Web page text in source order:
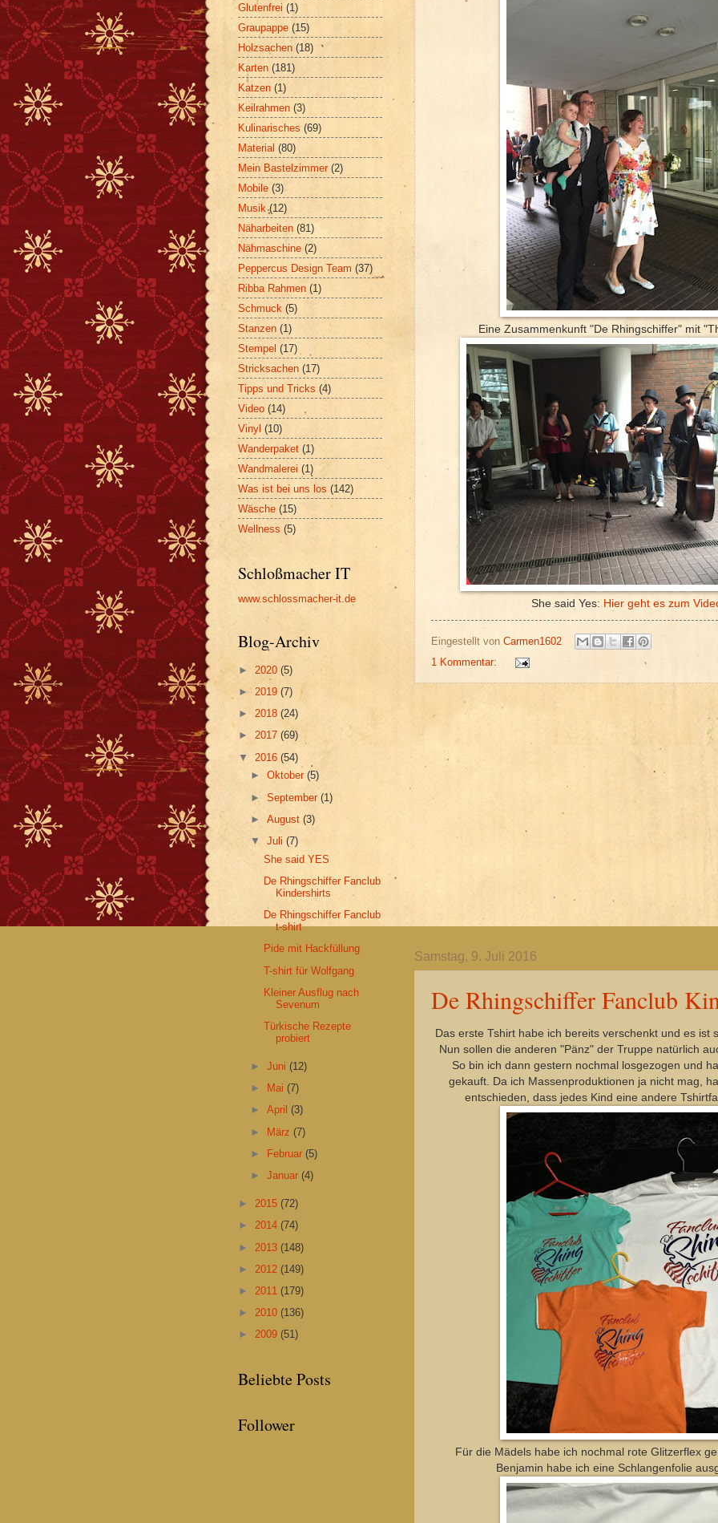
Eine Zusammenkunft "De Rhingschiffer" mit
She said Yes: Hier geht es zum
Eingestellt von Carmen1602
1 Kommentar:
Samstag, 9. Juli 2016
De Rhingschiffer Fanclub
Das erste Tshirt habe ich bereits verschenkt und es ist
Nun sollen die anderen "Pänz" der Truppe natürlich
So bin ich dann gestern nochmal losgezogen und
gekauft. Da ich Massenproduktionen ja nicht mag,
entschieden, dass jedes Kind eine andere
Für die Mädels habe ich nochmal rote Glitzerflex
Benjamin habe ich eine Schlangenfolie
Glutenfrei (1)
Graupappe (15)
Holzsachen (18)
Karten (181)
Katzen (1)
Keilrahmen (3)
Kulinarisches (69)
Material (80)
Mein Bastelzimmer (2)
Mobile (3)
Musik (12)
Näharbeiten (81)
Nähmaschine (2)
Peppercus Design Team (37)
Ribba Rahmen (1)
Schmuck (5)
Stanzen (1)
Stempel (17)
Stricksachen (17)
Tipps und Tricks (4)
Video (14)
Vinyl (10)
Wanderpaket (1)
Wandmalerei (1)
Was ist bei uns los (142)
Wäsche (15)
Wellness (5)
Schloßmacher IT
www.schlossmacher-it.de
Blog-Archiv
► 2020 (5)
► 2019 (7)
► 2018 (24)
► 2017 (69)
▼ 2016 (54)
►Oktober(5)
►September(1)
►August(3)
▼Juli(7)
She said YES
De Rhingschiffer Fanclub
Kindershirts
De Rhingschiffer Fanclub
t-shirt
Pide mit Hackfüllung
T-shirt für Wolfgang
Kleiner Ausflug nach
Sevenum
Türkische Rezepte
probiert
►Juni(12)
►
Mai(7)
►April(3)
► März(7)
►
Februar(5)
►Januar(4)
► 2015 (72)
► 2014 (74)
► 2013 (148)
► 2012 (149)
► 2011 (179)
► 2010 (136)
► 2009 (51)
Beliebte Posts
Follower